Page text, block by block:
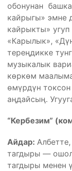
обонунан
кайрыгы» эмне
кайрыкты»
«Карылык»,
тереңдикке
музыкалык
көркөм
өмүрдүн
аңдайсың.
“Кербезим”
Айдар:
тагдыры —
тагдыры менен